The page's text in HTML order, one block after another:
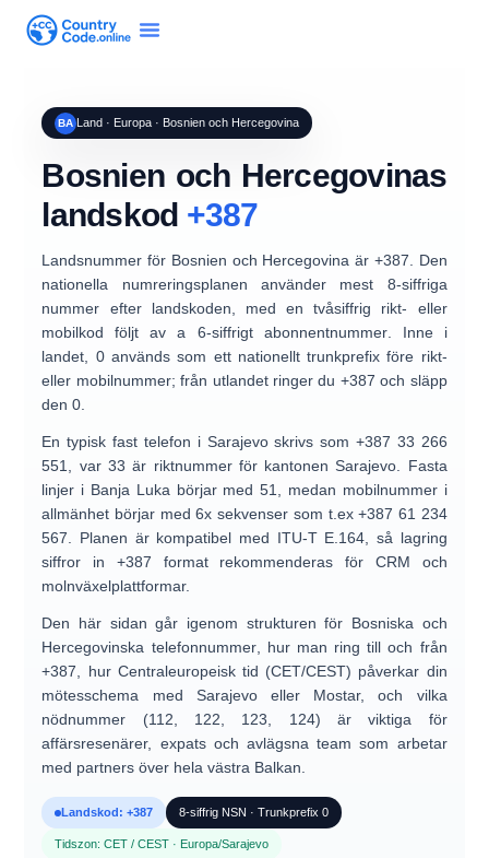
BA Land · Europa · Bosnien och Hercegovina
Bosnien och Hercegovinas
landskod +387
Landsnummer för Bosnien och Hercegovina är +387 . Den
nationella numreringsplanen använder mest 8-siffriga
nummer efter landskoden, med entvåsiffrig rikt- eller
mobilkod följt av a 6-siffrigt abonnentnummer. Inne i
landet, 0används som ett nationellt trunkprefix före rikt-
eller mobilnummer; från utlandet ringer du +387 och släpp
den 0.
En typisk fast telefon i Sarajevo skrivs som +387 33 266
551
, var 33 är riktnummer för kantonen Sarajevo. Fasta
linjer i Banja Luka börjar med51
, medan mobilnummer i
allmänhet börjar med6x sekvenser som t.ex+387 61 234
567 . Planen är kompatibel med ITU-T E.164, så lagring
siffror in +387 formatrekommenderas för CRM och
molnväxelplattformar.
Den här sidan går igenom strukturen för Bosniska och
Hercegovinska telefonnummer, hur man ring till och från
+387 , hur Centraleuropeisk tid (CET/CEST) påverkar din
mötesschema med Sarajevo eller Mostar, och vilka
nödnummer (112, 122, 123, 124) är viktiga för
affärsresenärer, expats och avlägsna team som arbetar
med partners över hela västra Balkan.
Landskod: +387 8-siffrig NSN · Trunkprefix 0
Tidszon: CET / CEST · Europa/Sarajevo